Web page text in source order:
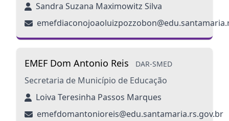
Sandra Suzana Maximowitz Silva
EMEF Dom Antonio Reis DAR-SMED
Secretaria de Município de Educação
Loiva Teresinha Passos Marques
emefdomantonioreis@edu.santamaria.rs.gov.br